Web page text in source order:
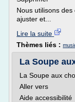
Nous utilisons des
ajuster et...
Lire la suite
Thèmes liés :
La Soupe
La Soupe aux
Aller vers
Aide accessibilité